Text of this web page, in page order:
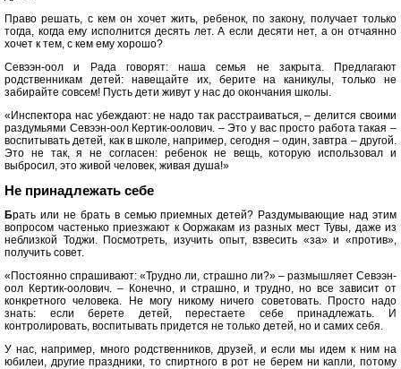
Право решать, с кем он хочет жить, ребенок, по закону, получает только
тогда, когда ему исполнится десять лет. А если десяти нет, а он отчаянно
хочет к тем, с кем ему хорошо?
Севээн-оол и Рада говорят: наша семья не закрыта. Предлагают
родственникам детей: навещайте их, берите на каникулы, только не
забирайте совсем! Пусть дети живут у нас до окончания школы.
«Инспектора нас убеждают: не надо так расстраиваться, – делится своими
раздумьями Севээн-оол Кертик-оолович. – Это у вас просто работа такая –
воспитывать детей, как в школе, например, сегодня – один, завтра – другой.
Это не так, я не согласен: ребенок не вещь, которую использовал и
выбросил, это живой человек, живая душа!»
Не принадлежать себе
Брать или не брать в семью приемных детей? Раздумывающие над этим
вопросом частенько приезжают к Ооржакам из разных мест Тувы, даже из
неблизкой Тоджи. Посмотреть, изучить опыт, взвесить «за» и «против»,
получить совет.
«Постоянно спрашивают: «Трудно ли, страшно ли?» – размышляет Севээн-
оол Кертик-оолович. – Конечно, и страшно, и трудно, но все зависит от
конкретного человека. Не могу никому ничего советовать. Просто надо
знать: если берете детей, перестаете себе принадлежать. И
контролировать, воспитывать придется не только детей, но и самих себя.
У нас, например, много родственников, друзей, и если мы идем к ним на
юбилеи, другие праздники, то спиртного в рот не берем ни капли, потому